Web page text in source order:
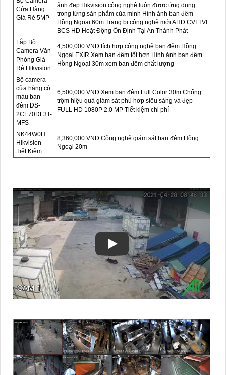
Cửa Hàng
Giá Rẻ 5MP
ảnh đẹp Hikvision công nghệ luôn được ứng dụng
trong từng sản phẩm của minh Hình ảnh ban đêm
Hồng Ngoại 60m Trang bị công nghệ mới AHD CVI TVI
BCS HD Hoặt Động Ổn Định Tại An Thành Phát
Lắp Bộ
Camera Văn
Phòng Giá
Rẻ Hikvision
4,500,000 VNĐ tích hợp công nghệ ban đêm Hồng
Ngoại EXIR Xem ban đêm tốt hơn Hình ảnh ban đêm
Hồng Ngoại 30m xem ban đêm chất lượng
Bộ camera
cửa hàng có
màu ban
đêm DS-
2CE70DF3T-
MFS
6,500,000 VNĐ Xem ban đêm Full Color 30m Chống
trộm hiệu quả giám sát phù hơp siêu sáng và đẹp
FULL HD 1080P 2.0 MP Tiết kiệm chi phí
NK44W0H
Hikvision
Tiết Kiệm
8,360,000 VNĐ Công nghệ giám sát ban đêm Hồng
Ngoại 20m